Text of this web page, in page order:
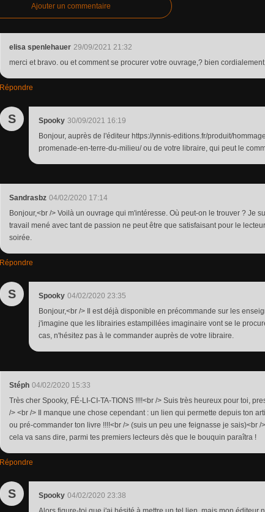
Ajouter un commentaire
elisa spenlehauer 29/09/2021 21:32
merci et bravo. ou et comment se procurer votre ouvrage,? bien
Répondre
S Spooky 30/09/2021 16:19
Bonjour, auprès de l'éditeur https://ynnis-editions.fr/produit/
promenade-en-terre-du-milieu/ ou de votre libraire, qui peut le
Sandrasbz 04/02/2020 17:14
Bonjour,<br /> Voilà un ouvrage qui m'intéresse. Où peut-on le trouver ? Je
travail mené avec tant de passion ne peut être que satisfaisant pour le
soirée.
Répondre
S Spooky 04/02/2020 23:35
Bonjour,<br /> Il est déjà disponible en précommande sur les
j'imagine que les librairies estampillées imaginaire vont se le
cas, n'hésitez pas à le commander auprès de votre libraire.
Stéph 04/02/2020 15:33
Très cher Spooky, FÉ-LI-CI-TA-TIONS !!!!<br /> Suis très heureux pour toi,
/> <br /> Il manque une chose cependant : un lien qui permette depuis ton
ou pré-commander ton livre !!!!<br /> (suis un peu une feignasse je sais)<br /
cela va sans dire, parmi tes premiers lecteurs dès que le bouquin paraîtra !
Répondre
S Spooky 04/02/2020 23:38